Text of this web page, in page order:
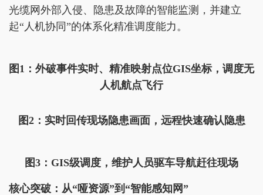
光缆网外部入侵、隐患及故障的智能监测，并建立
起“人机协同”的体系化精准调度能力。
图1：外破事件实时、精准映射点位GIS坐标，调度无
人机航点飞行
图2：实时回传现场隐患画面，远程快速确认隐患
图3：GIS级调度，维护人员驱车导航赶往现场
核心突破：从“哑资源”到“智能感知网”